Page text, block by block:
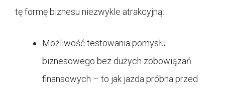
tę formę biznesu niezwykle atrakcyjną:
Możliwość testowania pomysłu
biznesowego bez dużych zobowiązań
finansowych – to jak jazda próbna przed